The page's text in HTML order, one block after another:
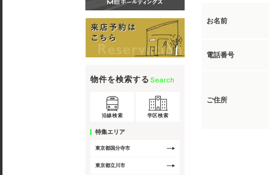
お名前
電話番号
ご住所
物件を検索する
沿線検索 学区検索
特集エリア
東京都国分寺市
東京都立川市